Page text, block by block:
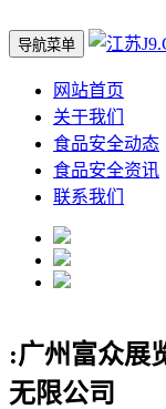
导航菜单
网站首页
关于我们
食品安全动态
食品安全资讯
联系我们
:广州富众展
无限公司